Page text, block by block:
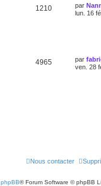
1210 par
lun. 16
4965 par
ven. 28
Nous contacter
phpBB® Forum Software © phpBB